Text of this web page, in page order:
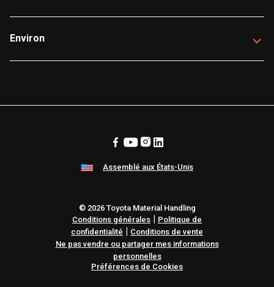
Environ
Assemblé aux États-Unis
© 2026 Toyota Material Handling
Conditions générales | Politique de
confidentialité | Conditions de vente
Ne pas vendre ou partager mes informations
personnelles
Préférences de Cookies